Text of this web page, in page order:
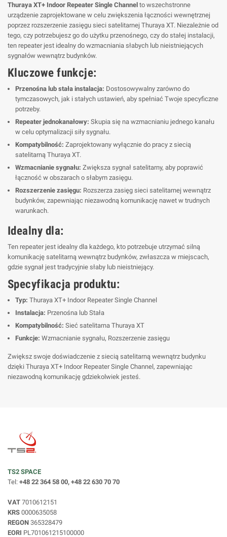
Thuraya XT+ Indoor Repeater Single Channel to wszechstronne
urządzenie zaprojektowane w celu zwiększenia łączności wewnętrznej
poprzez rozszerzenie zasięgu sieci satelitarnej Thuraya XT. Niezależnie od
tego, czy potrzebujesz go do użytku przenośnego, czy do stałej instalacji,
ten repeater jest idealny do wzmacniania słabych lub nieistniejących
sygnałów wewnątrz budynków.
Kluczowe funkcje:
Przenośna lub stała instalacja: Dostosowywalny zarówno do
tymczasowych, jak i stałych ustawień, aby spełniać Twoje specyficzne
potrzeby.
Repeater jednokanałowy: Skupia się na wzmacnianiu jednego kanału
w celu optymalizacji siły sygnału.
Kompatybilność: Zaprojektowany wyłącznie do pracy z siecią
satelitarną Thuraya XT.
Wzmacnianie sygnału: Zwiększa sygnał satelitarny, aby poprawić
łączność w obszarach o słabym zasięgu.
Rozszerzenie zasięgu: Rozszerza zasięg sieci satelitarnej wewnątrz
budynków, zapewniając niezawodną komunikację nawet w trudnych
warunkach.
Idealny dla:
Ten repeater jest idealny dla każdego, kto potrzebuje utrzymać silną
komunikację satelitarną wewnątrz budynków, zwłaszcza w miejscach,
gdzie sygnał jest tradycyjnie słaby lub nieistniejący.
Specyfikacja produktu:
Typ: Thuraya XT+ Indoor Repeater Single Channel
Instalacja: Przenośna lub Stała
Kompatybilność: Sieć satelitarna Thuraya XT
Funkcje: Wzmacnianie sygnału, Rozszerzenie zasięgu
Zwiększ swoje doświadczenie z siecią satelitarną wewnątrz budynku
dzięki Thuraya XT+ Indoor Repeater Single Channel, zapewniając
niezawodną komunikację gdziekolwiek jesteś.
TS2 SPACE
Tel: +48 22 364 58 00, +48 22 630 70 70
VAT 7010612151
KRS 0000635058
REGON 365328479
EORI PL701061215100000